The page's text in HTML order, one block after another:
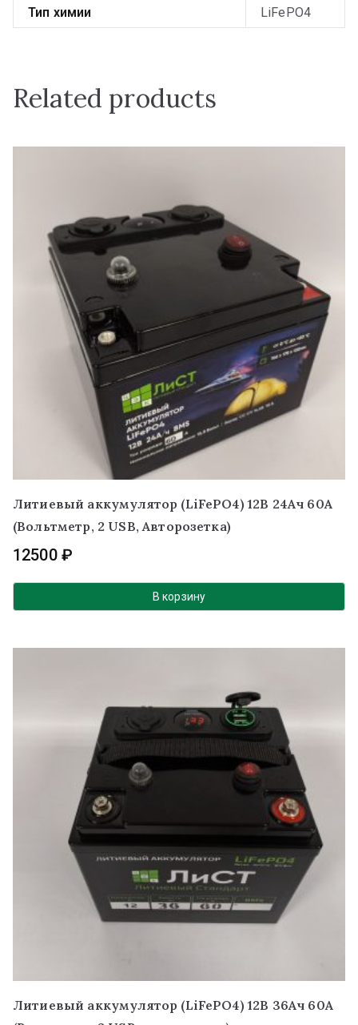
Тип химии
LiFePO4
Related products
Литиевый аккумулятор (LiFePO4) 12В 24Ач 60А
(Вольтметр, 2 USB, Авторозетка)
12500 ₽
В корзину
Литиевый аккумулятор (LiFePO4) 12В 36Ач 60А